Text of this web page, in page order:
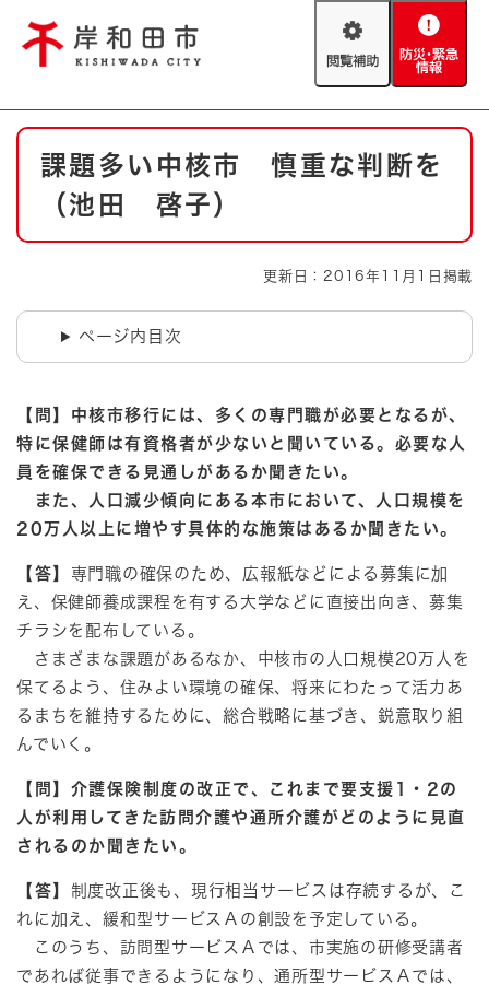
閲
助
防
緊
情
やさしい日本語
防災・緊急情報 救急・消防
ハザードマップ
本
課題多い中核市 慎重な判断を
（池田 啓子）
更新日：2016年11月1日掲載
ページ内目次
【問】中核市移行には、多くの専門職が必要となるが、
特に保健師は有資格者が少ないと聞いている。必要な人
員を確保できる見通しがあるか聞きたい。
また、人口減少傾向にある本市において、人口規模を
20万人以上に増やす具体的な施策はあるか聞きたい。
【答】 専門職の確保のため、広報紙などによる募集に加
え、保健師養成課程を有する大学などに直接出向き、募集
チラシを配布している。
さまざまな課題があるなか、中核市の人口規模20万人を
保てるよう、住みよい環境の確保、将来にわたって活力あ
るまちを維持するために、総合戦略に基づき、鋭意取り組
んでいく。
【問】介護保険制度の改正で、これまで要支援1・2の
人が利用してきた訪問介護や通所介護がどのように見直
されるのか聞きたい。
【答】 制度改正後も、現行相当サービスは存続するが、こ
れに加え、緩和型サービスＡの創設を予定している。
このうち、訪問型サービスＡでは、市実施の研修受講者
であれば従事できるようになり、通所型サービスＡでは、